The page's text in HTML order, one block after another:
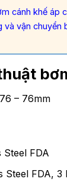
cánh khế áp
và vận
– 76mm
FDA
Steel FDA,